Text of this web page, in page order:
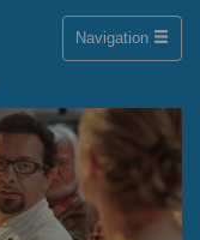
Navigation Toggle